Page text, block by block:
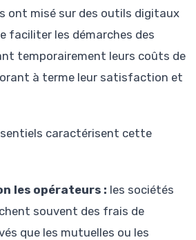
ont misé sur des outils digitaux
faciliter les démarches des
temporairement leurs coûts de
à terme leur satisfaction et
caractérisent cette
les opérateurs : les sociétés
souvent des frais de
que les mutuelles ou les